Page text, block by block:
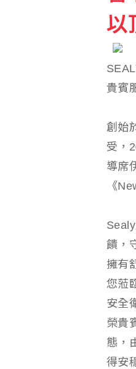
以
貴賓
創始
受，
導席
《
饋，
擁有
您蒞
安全
榮貴
態，
得安